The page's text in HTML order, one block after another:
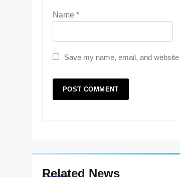
Name *
Save my name, email, and
Related News